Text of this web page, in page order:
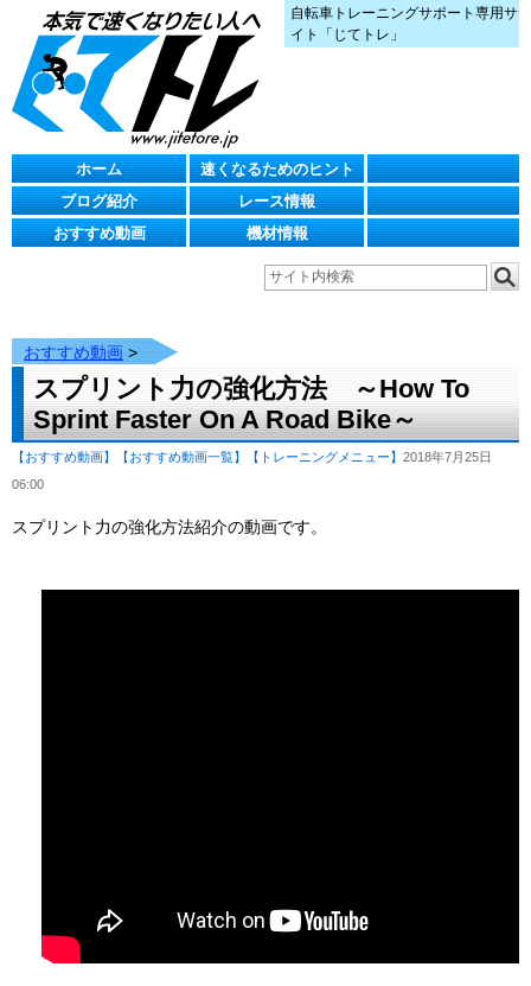
自転車トレーニングサポート専用サ
イト「じてトレ」
ホーム
速くなるためのヒント
ブログ紹介
レース情報
おすすめ動画
機材情報
おすすめ動画 >
スプリント力の強化方法 ～How To
Sprint Faster On A Road Bike～
【おすすめ動画】 【おすすめ動画一覧】 【トレーニングメニュー】 2018年7月25日
06:00
スプリント力の強化方法紹介の動画です。